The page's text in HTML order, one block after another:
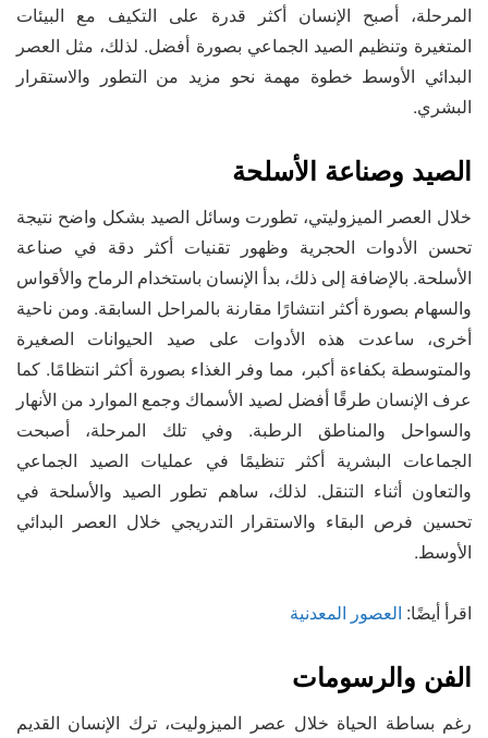
المرحلة، أصبح الإنسان أكثر قدرة على التكيف مع البيئات
المتغيرة وتنظيم الصيد الجماعي بصورة أفضل. لذلك، مثل العصر
البدائي الأوسط خطوة مهمة نحو مزيد من التطور والاستقرار
البشري.
الصيد وصناعة الأسلحة
خلال العصر الميزوليتي، تطورت وسائل الصيد بشكل واضح نتيجة
تحسن الأدوات الحجرية وظهور تقنيات أكثر دقة في صناعة
الأسلحة. بالإضافة إلى ذلك، بدأ الإنسان باستخدام الرماح والأقواس
والسهام بصورة أكثر انتشارًا مقارنة بالمراحل السابقة. ومن ناحية
أخرى، ساعدت هذه الأدوات على صيد الحيوانات الصغيرة
والمتوسطة بكفاءة أكبر، مما وفر الغذاء بصورة أكثر انتظامًا. كما
عرف الإنسان طرقًا أفضل لصيد الأسماك وجمع الموارد من الأنهار
والسواحل والمناطق الرطبة. وفي تلك المرحلة، أصبحت
الجماعات البشرية أكثر تنظيمًا في عمليات الصيد الجماعي
والتعاون أثناء التنقل. لذلك، ساهم تطور الصيد والأسلحة في
تحسين فرص البقاء والاستقرار التدريجي خلال العصر البدائي
الأوسط.
اقرأ أيضًا: العصور المعدنية
الفن والرسومات
رغم بساطة الحياة خلال عصر الميزوليت، ترك الإنسان القديم